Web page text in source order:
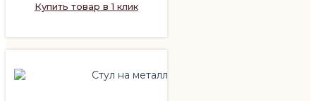
Купить товар в 1 клик